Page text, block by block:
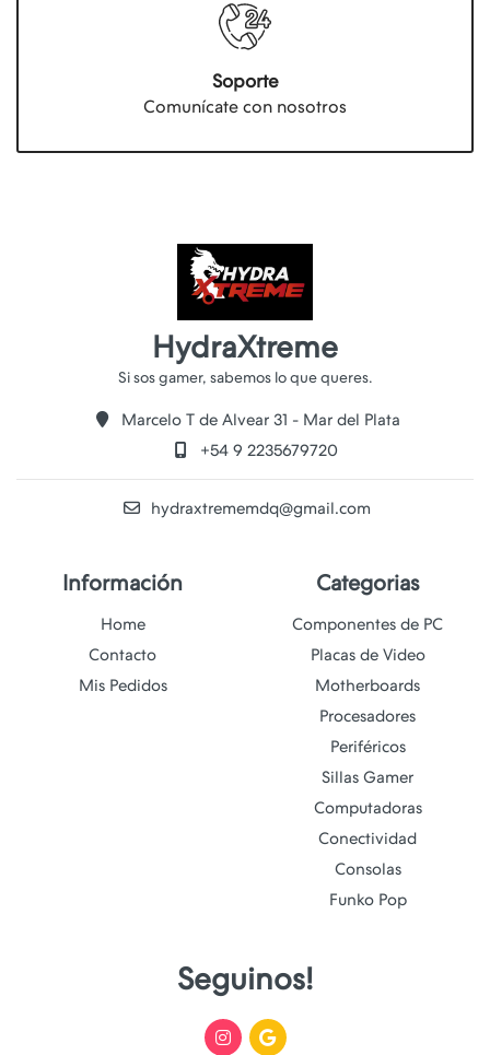
Soporte
Comunícate con nosotros
HydraXtreme
Marcelo T de Alvear 31 - Mar del Plata
+54 9 2235679720
hydraxtrememdq@gmail.com
Información
Home
Contacto
Mis Pedidos
Categorias
Componentes de PC
Placas de Video
Motherboards
Procesadores
Periféricos
Sillas Gamer
Computadoras
Conectividad
Consolas
Funko Pop
Seguinos!